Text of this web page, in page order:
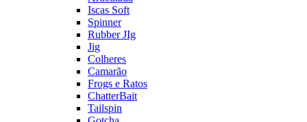
Iscas Soft
Spinner
Rubber JIg
Jig
Colheres
Camarão
Frogs e Ratos
ChatterBait
Tailspin